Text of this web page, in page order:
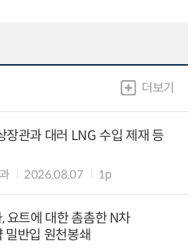
더보기
장관과 대러 LNG 수입 제재 등
2026.08.07 1p
요트에 대한 촘촘한 N차
밀반입 원천봉쇄